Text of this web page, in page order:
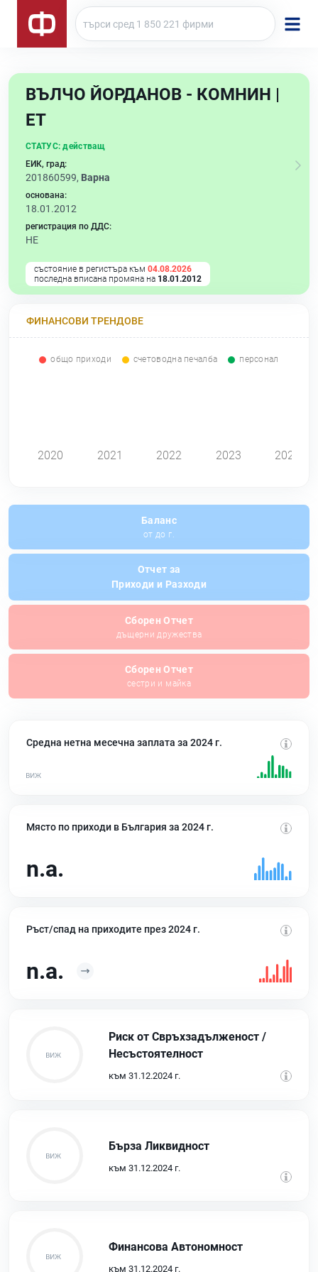
ВЪЛЧО ЙОРДАНОВ - КОМНИН |
ЕТ
СТАТУС: действащ
ЕИК, град:
201860599, Варна
основана:
18.01.2012
регистрация по ДДС:
НЕ
състояние в регистъра към 04.08.2026
последна вписана промяна на 18.01.2012
ФИНАНСОВИ ТРЕНДОВЕ
общо приходи счетоводна печалба персонал
2020 2021 2022 2023 2024
Баланс
от до г.
Отчет за
Приходи и Разходи
Сборен Отчет
дъщерни дружества
Сборен Отчет
сестри и майка
Средна нетна месечна заплата за 2024 г.
Място по приходи в България за 2024 г.
n.a.
Ръст/спад на приходите през 2024 г.
n.a.
Риск от Свръхзадълженост /
Несъстоятелност
към 31.12.2024 г.
Бърза Ликвидност
към 31.12.2024 г.
Финансова Автономност
към 31.12.2024 г.